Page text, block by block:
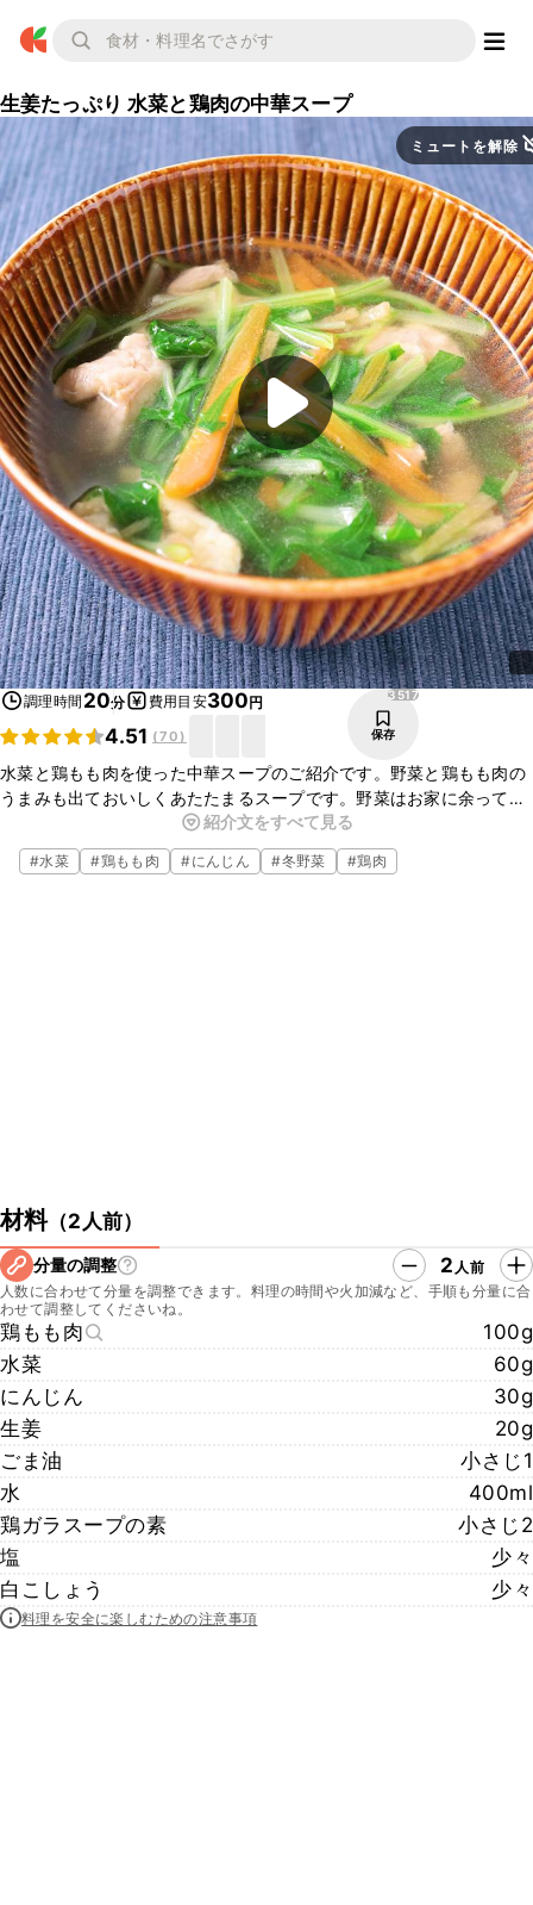
生姜たっぷり 水菜と鶏肉の中華スープ
ミュートを解除
調理時間 20分 費用目安300円
4.51 (70)
3517
保存
水菜と鶏もも肉を使った中華スープのご紹介です。野菜と鶏もも肉の
うまみも出ておいしくあたたまるスープです。野菜はお家に余ってい
る野菜にかえても良いです。冬の寒い時期にぴったりなのでぜひ作っ
てみてくださいね。
紹介文をすべて見る
#水菜 #鶏もも肉 #にんじん #冬野菜 #鶏肉
材料（2人前）
分量の調整 2 人前
人数に合わせて分量を調整できます。料理の時間や火加減など、手順も分量に合
わせて調整してくださいね。
鶏もも肉
100g
水菜
60g
にんじん
30g
生姜
20g
ごま油
小さじ1
水
400ml
鶏ガラスープの素
小さじ2
塩
少々
白こしょう
少々
料理を安全に楽しむための注意事項